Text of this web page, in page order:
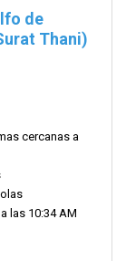
de
Thani)
cercanas a
las 10:34 AM